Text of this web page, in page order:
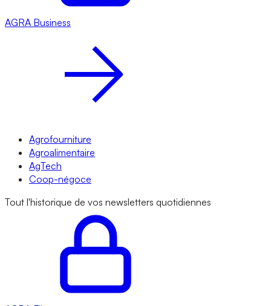
AGRA Business
Agrofourniture
Agroalimentaire
AgTech
Coop-négoce
Tout l'historique de vos newsletters quotidiennes